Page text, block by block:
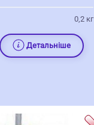
0,2 кг
Детальніше